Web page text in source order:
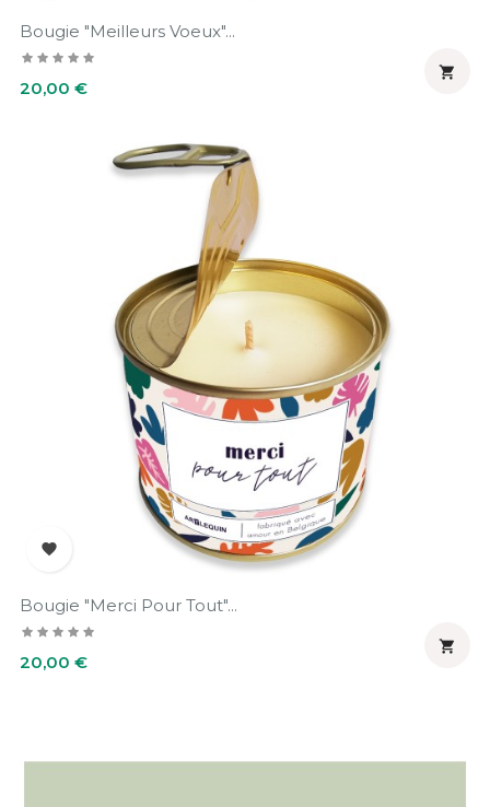
Bougie "Meilleurs Voeux"...
Prix
20,00 €


Bougie "Merci Pour Tout"...
Prix
20,00 €
